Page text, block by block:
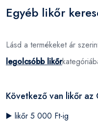
Egyéb likőr
Lásd a termékeket ár
legolcsóbb likőr
Következő van likőr az
▶️ likőr 5 000 Ft-ig